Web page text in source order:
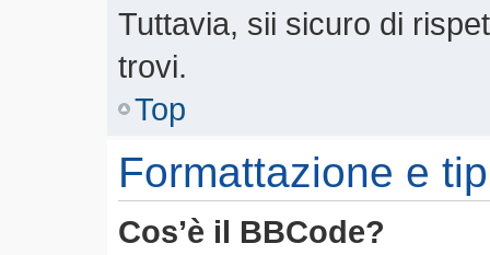
Tuttavia, sii sicuro di
trovi.
Top
Formattazione e
Cos’è il BBCode?